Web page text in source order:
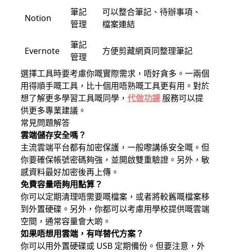
Notion
筆記
管理
可以整合筆記、待辦事項、
檔案連結
Evernote
筆記
管理
方便剪藏網頁同整理筆記
選擇工具時要考慮你嘅實際需求，唔好貪多。一兩個
用得順手嘅工具，比十個用唔熟嘅工具更有用。對於
想了解更多學習工具嘅同學， 代做功課 服務可以提
供更多專業建議。
常見問題解答
雲端儲存安全嗎？
主流雲端平台都有加密保護，一般嚟講係安全嘅。但
你要確保帳號密碼夠強，並開啟雙重驗證。另外，敏
感資料最好加密後再上傳。
免費容量唔夠用點算？
你可以定期清理唔需要嘅檔案，或者將較舊嘅檔案移
到外置硬碟。另外，你都可以考慮用學校提供嘅雲端
空間，通常容量會大啲。
如果唔想用雲端，有咩替代方案？
你可以用外置硬碟或 USB 定期備份。但要注意，外